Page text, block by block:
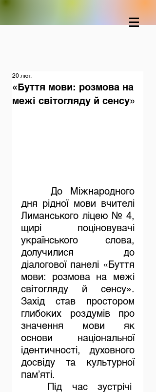
«Буття мови: розмова на
межі світогляду й сенсу»
20 лют.
До Міжнародного
дня рідної мови вчителі
Лиманського ліцею № 4,
щирі поціновувачі
українського слова,
долучилися до
діалогової панелі «Буття
мови: розмова на межі
світогляду й сенсу».
Захід став простором
глибоких роздумів про
значення мови як
основи національної
ідентичності, духовного
досвіду та культурної
пам’яті.